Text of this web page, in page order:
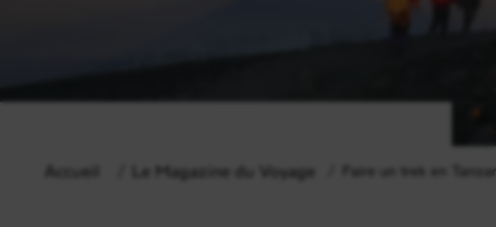
Accueil Le Magazine du Voyage Faire un trek en